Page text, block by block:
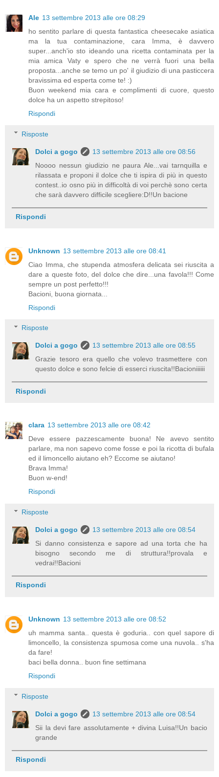
Ale 13 settembre 2013 alle ore 08:29
ho sentito parlare di questa fantastica cheesecake asiatica
ma la tua contaminazione, cara Imma, è davvero
super...anch'io sto ideando una ricetta contaminata per la
mia amica Vaty e spero che ne verrà fuori una bella
proposta...anche se temo un po' il giudizio di una pasticcera
bravissima ed esperta come te! :)
Buon weekend mia cara e complimenti di cuore, questo
dolce ha un aspetto strepitoso!
Rispondi
Risposte
Dolci a gogo
13 settembre 2013 alle ore 08:56
Noooo nessun giudizio ne paura Ale...vai tarnquilla e
rilassata e proponi il dolce che ti ispira di più in questo
contest..io osno più in difficoltà di voi perchè sono certa
che sarà davvero difficile scegliere:D!!Un bacione
Rispondi
Unknown 13 settembre 2013 alle ore 08:41
Ciao Imma, che stupenda atmosfera delicata sei riuscita a
dare a queste foto, del dolce che dire...una favola!!! Come
sempre un post perfetto!!!
Bacioni, buona giornata...
Rispondi
Risposte
Dolci a gogo
13 settembre 2013 alle ore 08:55
Grazie tesoro era quello che volevo trasmettere con
questo dolce e sono felcie di esserci riuscita!!Bacioniiiiii
Rispondi
clara 13 settembre 2013 alle ore 08:42
Deve essere pazzescamente buona! Ne avevo sentito
parlare, ma non sapevo come fosse e poi la ricotta di bufala
ed il limoncello aiutano eh? Eccome se aiutano!
Brava Imma!
Buon w-end!
Rispondi
Risposte
Dolci a gogo
13 settembre 2013 alle ore 08:54
Si danno consistenza e sapore ad una torta che ha
bisogno secondo me di struttura!!provala e
vedrai!!Bacioni
Rispondi
Unknown 13 settembre 2013 alle ore 08:52
uh mamma santa.. questa è goduria.. con quel sapore di
limoncello, la consistenza spumosa come una nuvola.. s'ha
da fare!
baci bella donna.. buon fine settimana
Rispondi
Risposte
Dolci a gogo
13 settembre 2013 alle ore 08:54
Sii la devi fare assolutamente + divina Luisa!!Un bacio
grande
Rispondi